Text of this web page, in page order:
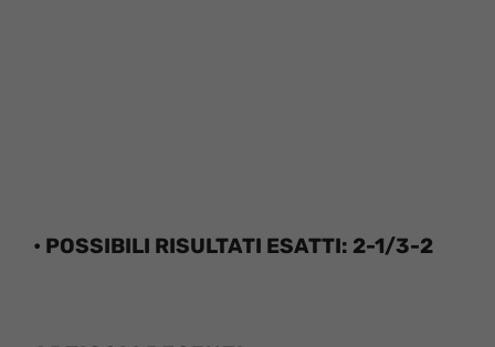
• POSSIBILI RISULTATI ESATTI: 2-1/3-2